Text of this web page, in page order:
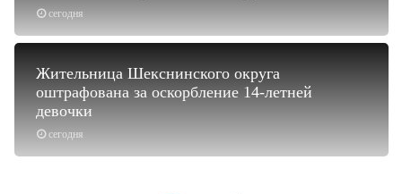
сегодня
сегодня
Жительница Шекснинского округа
оштрафована за оскорбление 14-летней
девочки